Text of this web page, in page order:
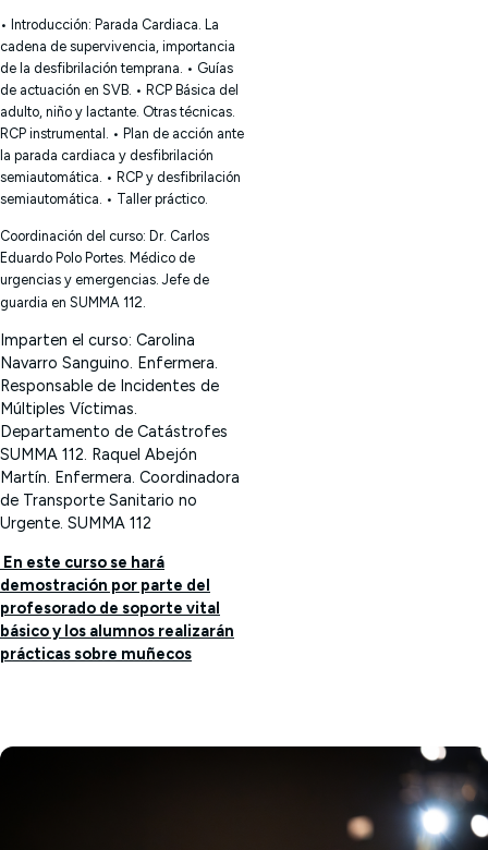
• Introducción: Parada Cardiaca. La
cadena de supervivencia, importancia
de la desfibrilación temprana. • Guías
de actuación en SVB. • RCP Básica del
adulto, niño y lactante. Otras técnicas.
RCP instrumental. • Plan de acción ante
la parada cardiaca y desfibrilación
semiautomática. • RCP y desfibrilación
semiautomática. • Taller práctico.
Coordinación del curso: Dr. Carlos
Eduardo Polo Portes. Médico de
urgencias y emergencias. Jefe de
guardia en SUMMA 112.
Imparten el curso: Carolina
Navarro Sanguino. Enfermera.
Responsable de Incidentes de
Múltiples Víctimas.
Departamento de Catástrofes
SUMMA 112. Raquel Abejón
Martín. Enfermera. Coordinadora
de Transporte Sanitario no
Urgente. SUMMA 112
En este curso se hará
demostración por parte del
profesorado de soporte vital
básico y los alumnos realizarán
prácticas sobre muñecos